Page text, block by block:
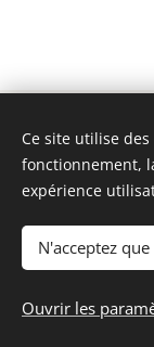
Ce site utilise
fonctionnement,
expérience
N'acceptez
Ouvrir les